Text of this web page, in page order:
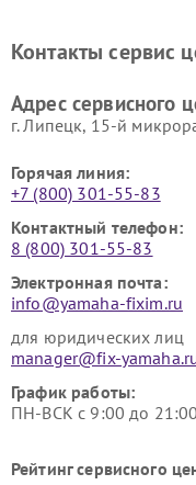
Yamaha
Контакты сервис
Адрес сервисного
г. Липецк, 15-й
Горячая линия:
+7 (800) 301-55-83
Контактный телефон:
8 (800) 301-55-83
Электронная почта:
info@yamaha-fixim.ru
для юридических лиц
manager@fix-
График работы:
ПН-ВСК с 9:00 до
Рейтинг сервисного